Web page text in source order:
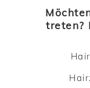
treten?